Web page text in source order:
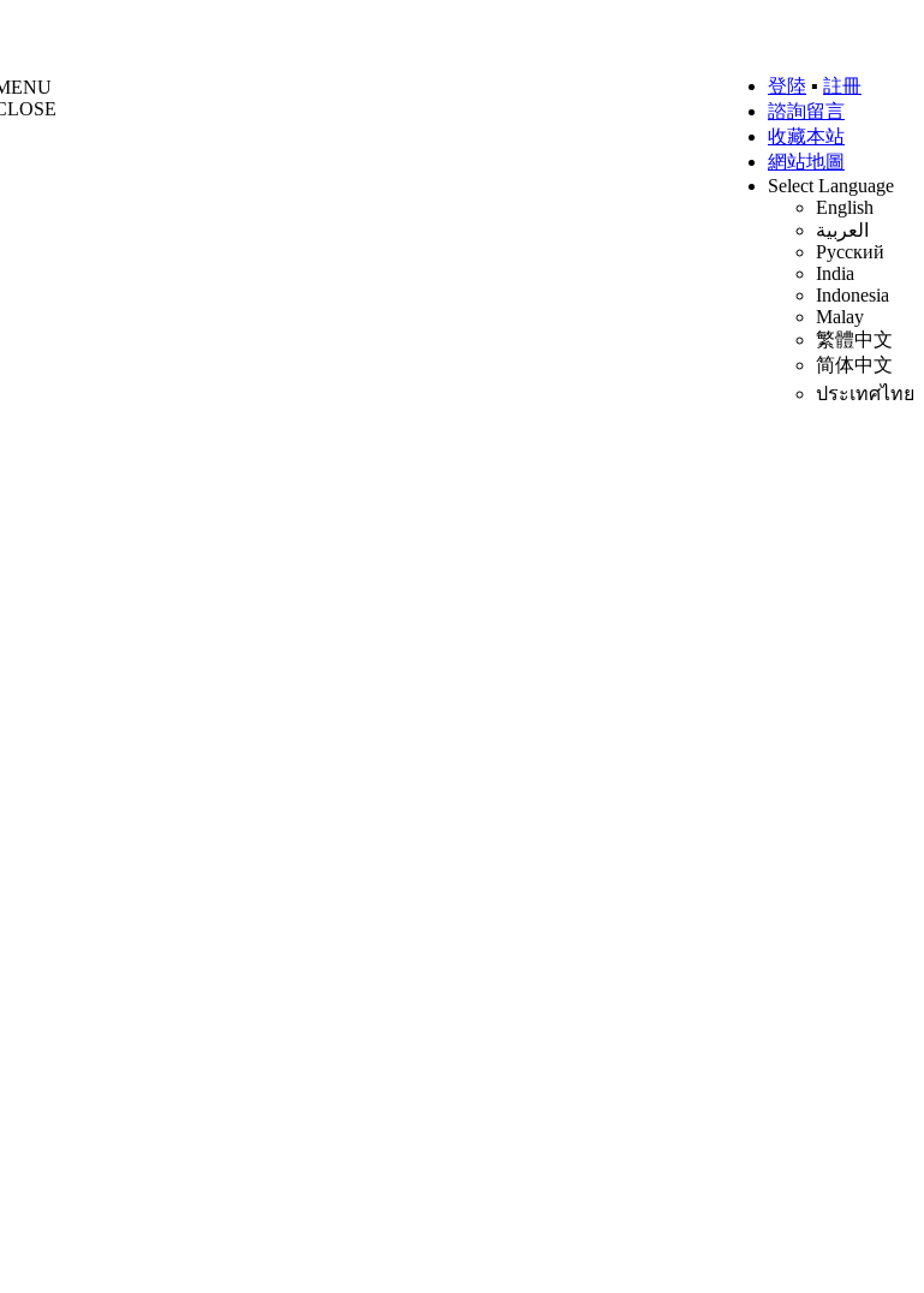
登陸 ▪ 註冊
諮詢留言
收藏本站
網站地圖
Select Language
English
العربية
Русский
India
Indonesia
Malay
繁體中文
简体中文
ประเทศไทย